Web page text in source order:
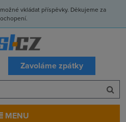
vkládat příspěvky. Děkujeme za
Zavoláme zpátky
MENU